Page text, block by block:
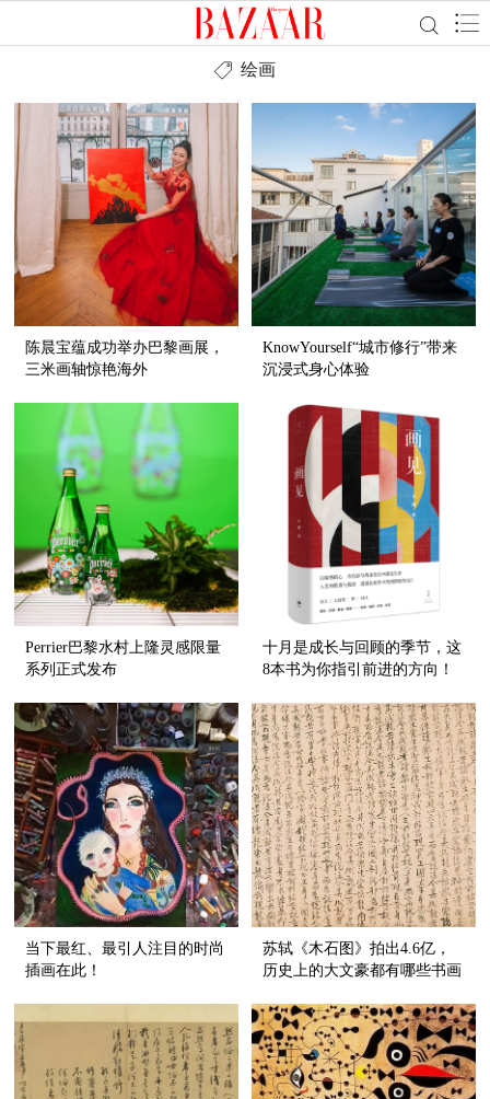
绘画
陈晨宝蕴成功举办巴黎画展，
三米画轴惊艳海外
KnowYourself“城市修行”带来
沉浸式身心体验
Perrier巴黎水村上隆灵感限量
系列正式发布
十月是成长与回顾的季节，这
8本书为你指引前进的方向！
当下最红、最引人注目的时尚
插画在此！
苏轼《木石图》拍出4.6亿，
历史上的大文豪都有哪些书画